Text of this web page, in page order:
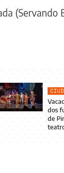
(Servando
dos
de